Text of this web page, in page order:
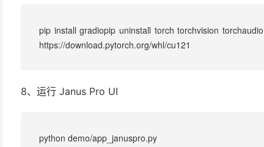
pip install gradiopip uninstall torch torchvision
https://download.pytorch.org/whl/cu121
8、运行 Janus Pro UI
python demo/app_januspro.py